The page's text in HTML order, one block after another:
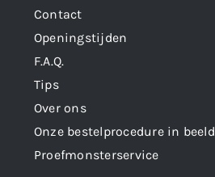
Contact
Openingstijden
F.A.Q.
Tips
Over ons
Onze bestelprocedure in beeld
Proefmonsterservice